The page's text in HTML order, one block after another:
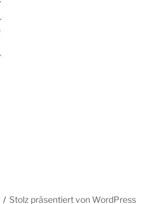
Stolz präsentiert von WordPress